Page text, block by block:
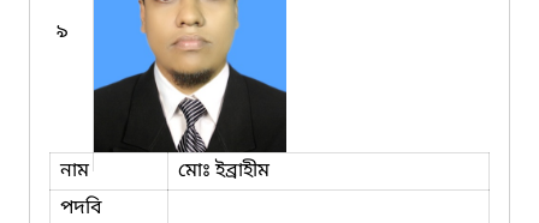
৯
নাম
মোঃ ইব্রাহীম
পদবি